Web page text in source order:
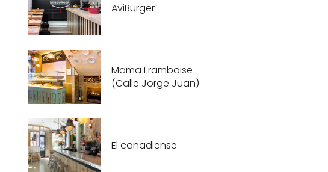
AviBurger
Mama Framboise
(Calle Jorge Juan)
El canadiense